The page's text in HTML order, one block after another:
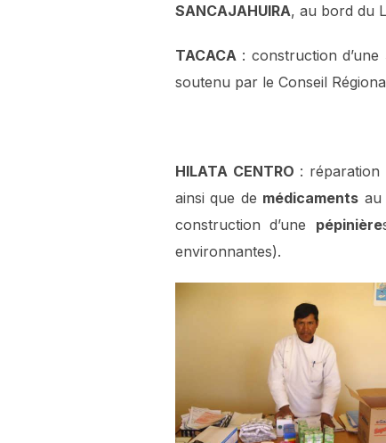
SANCAJAHUIRA, au bord du
TACACA : construction d’une
soutenu par le Conseil
HILATA CENTRO : réparation
ainsi que de médicaments au
construction d’une pépinière
environnantes).